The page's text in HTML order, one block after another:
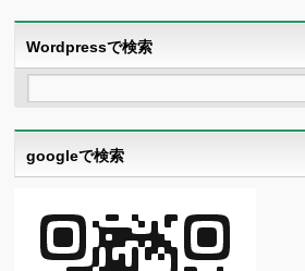
Wordpressで検索
googleで検索